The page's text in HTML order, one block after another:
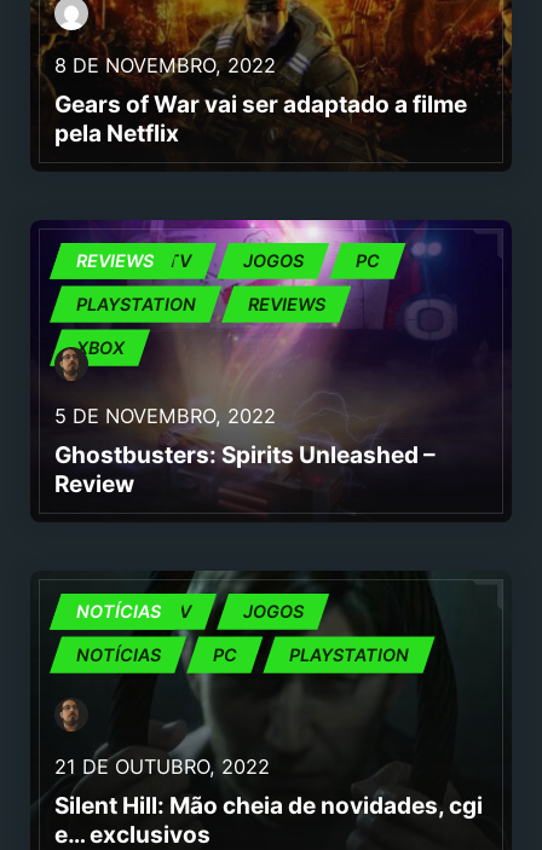
8 DE NOVEMBRO, 2022
Gears of War vai ser adaptado a filme
pela Netflix
CINEMA E TV JOGOS PC
PLAYSTATION REVIEWS
XBOX
5 DE NOVEMBRO, 2022
Ghostbusters: Spirits Unleashed –
Review
REVIEWS
CINEMA E TV JOGOS
NOTÍCIAS PC PLAYSTATION
21 DE OUTUBRO, 2022
Silent Hill: Mão cheia de novidades, cgi
e… exclusivos
NOTÍCIAS